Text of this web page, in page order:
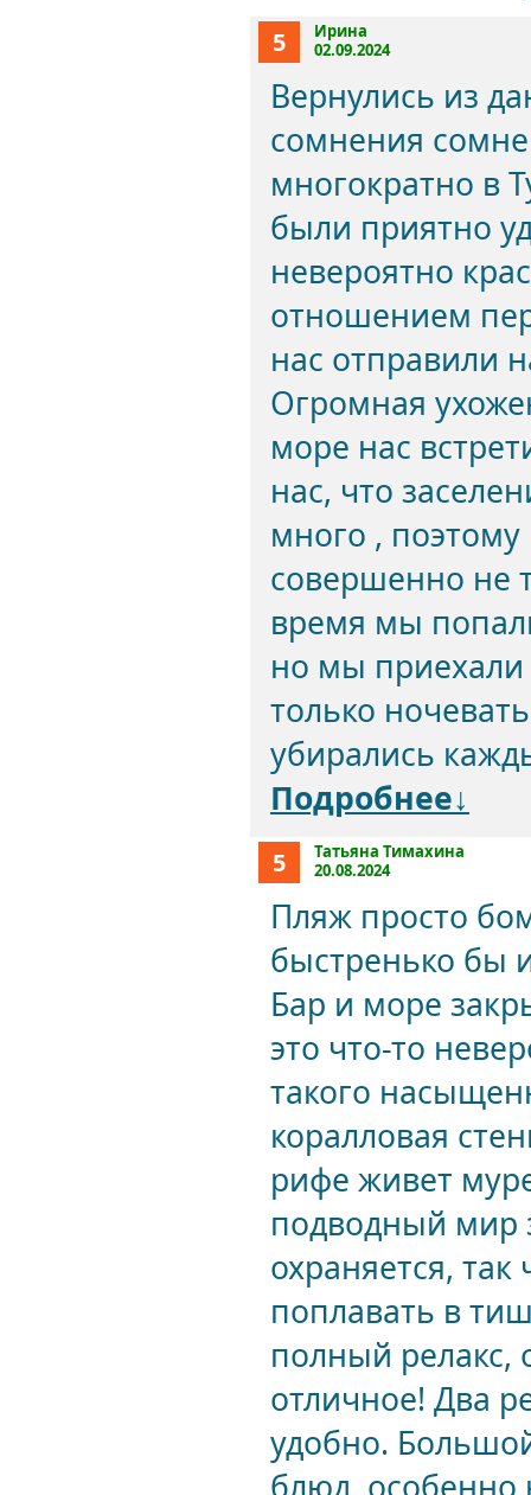
5
Ирина
02.09.2024
Вернулись из
сомнения
многократно в
были приятно
невероятно
отношением
нас отправили
Огромная
море нас
нас, что
много ,
совершенно не
время мы
но мы приехали
только
убирались
Подробнее↓
5
Татьяна Тимахина
20.08.2024
Пляж просто
быстренько бы
Бар и море
это что-то
такого
коралловая
рифе живет
подводный мир
охраняется,
поплавать в
полный релакс,
отличное! Два
удобно.